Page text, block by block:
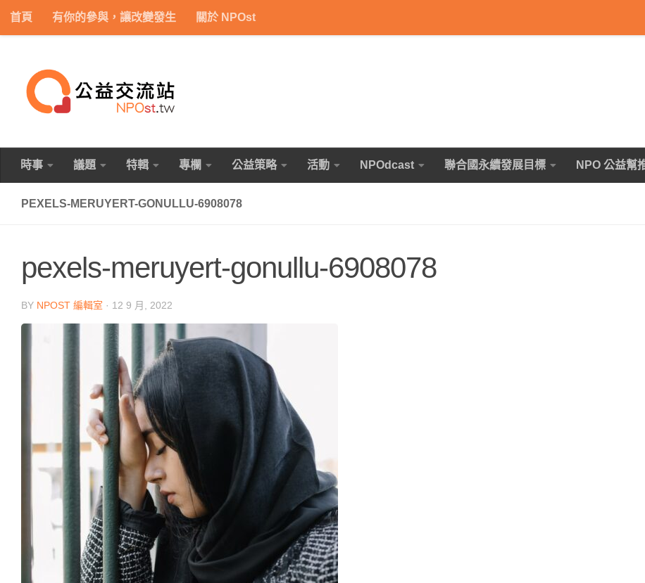
Skip to content
首頁 有你的參與，讓改變發生 關於 NPOst
時事 議題 特輯 專欄 公益策略 活動 NPOdcast 聯合國永續發展目標 NPO 公益幫
PEXELS-MERUYERT-GONULLU-6908078
pexels-meruyert-gonullu-6908078
BY NPOST 編輯室 · 12 9 月, 2022